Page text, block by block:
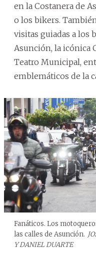
en la Costanera de
o los bikers.
visitas guiadas a los
Asunción, la icónica
Teatro Municipal,
emblemáticos de la
Fanáticos. Los
las calles de Asunción.
Y DANIEL DUARTE